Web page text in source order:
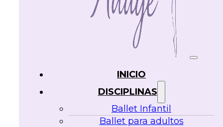
INICIO
DISCIPLINAS
Ballet Infantil
Ballet para adultos